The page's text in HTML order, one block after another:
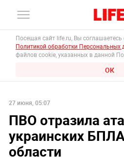
Посещая сайт life.ru, Вы
Политикой обработки Персональных
файлов cookie, указанных в данной
ОК
27 июня, 05:07
ПВО отразила
украинских
области